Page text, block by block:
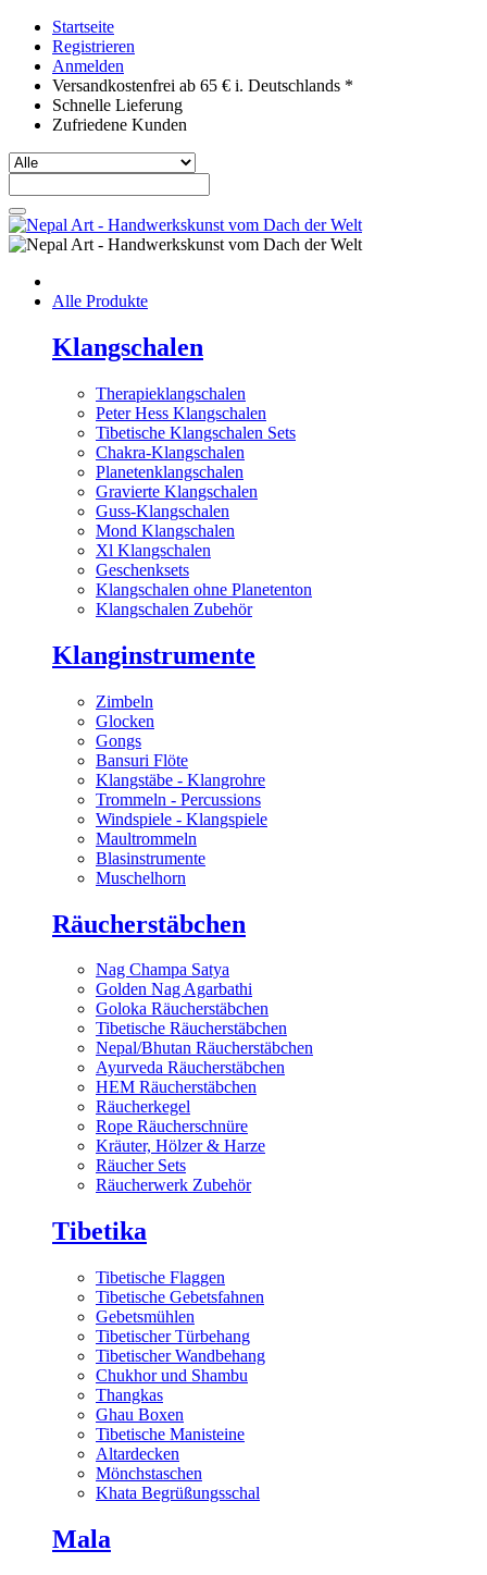
Startseite
Registrieren
Anmelden
Versandkostenfrei ab 65 € i. Deutschlands *
Schnelle Lieferung
Zufriedene Kunden
Alle Produkte
Klangschalen
Therapieklangschalen
Peter Hess Klangschalen
Tibetische Klangschalen Sets
Chakra-Klangschalen
Planetenklangschalen
Gravierte Klangschalen
Guss-Klangschalen
Mond Klangschalen
Xl Klangschalen
Geschenksets
Klangschalen ohne Planetenton
Klangschalen Zubehör
Klanginstrumente
Zimbeln
Glocken
Gongs
Bansuri Flöte
Klangstäbe - Klangrohre
Trommeln - Percussions
Windspiele - Klangspiele
Maultrommeln
Blasinstrumente
Muschelhorn
Räucherstäbchen
Nag Champa Satya
Golden Nag Agarbathi
Goloka Räucherstäbchen
Tibetische Räucherstäbchen
Nepal/Bhutan Räucherstäbchen
Ayurveda Räucherstäbchen
HEM Räucherstäbchen
Räucherkegel
Rope Räucherschnüre
Kräuter, Hölzer & Harze
Räucher Sets
Räucherwerk Zubehör
Tibetika
Tibetische Flaggen
Tibetische Gebetsfahnen
Gebetsmühlen
Tibetischer Türbehang
Tibetischer Wandbehang
Chukhor und Shambu
Thangkas
Ghau Boxen
Tibetische Manisteine
Altardecken
Mönchstaschen
Khata Begrüßungsschal
Mala